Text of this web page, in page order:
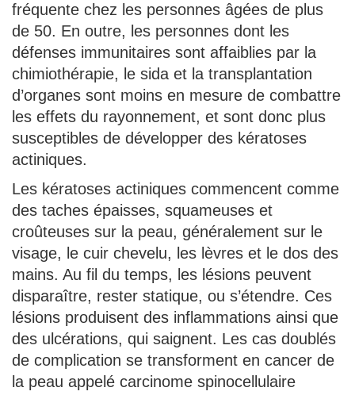
fréquente chez les personnes âgées de plus
de 50. En outre, les personnes dont les
défenses immunitaires sont affaiblies par la
chimiothérapie, le sida et la transplantation
d’organes sont moins en mesure de combattre
les effets du rayonnement, et sont donc plus
susceptibles de développer des kératoses
actiniques.
Les kératoses actiniques commencent comme
des taches épaisses, squameuses et
croûteuses sur la peau, généralement sur le
visage, le cuir chevelu, les lèvres et le dos des
mains. Au fil du temps, les lésions peuvent
disparaître, rester statique, ou s’étendre. Ces
lésions produisent des inflammations ainsi que
des ulcérations, qui saignent. Les cas doublés
de complication se transforment en cancer de
la peau appelé carcinome spinocellulaire